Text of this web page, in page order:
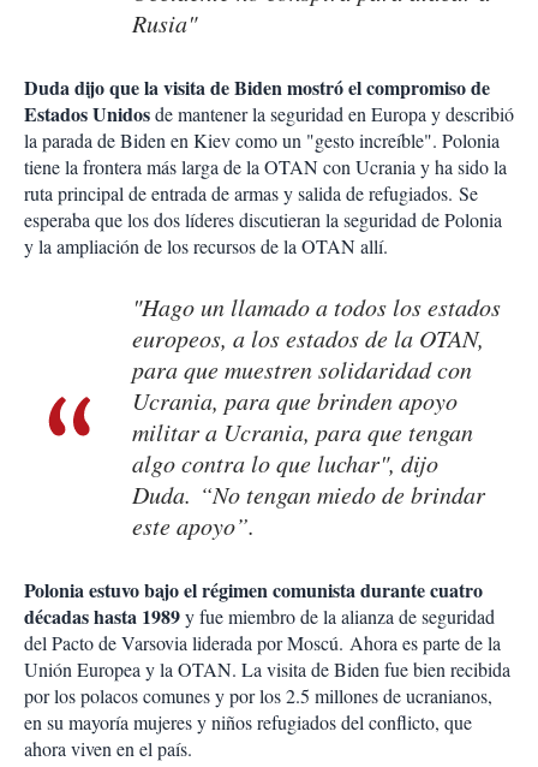
Rusia"
Duda dijo que la visita de Biden mostró el compromiso de
Estados Unidosde mantener la seguridad en Europa y describió
la parada de Biden en Kiev como un "gesto increíble". Polonia
tiene la frontera más larga de la OTAN con Ucrania y ha sido la
ruta principal de entrada de armas y salida de refugiados. Se
esperaba que los dos líderes discutieran la seguridad de Polonia
y la ampliación de los recursos de la OTAN allí.
"Hago un llamado a todos los estados
europeos, a los estados de la OTAN,
para que muestren solidaridad con
Ucrania, para que brinden apoyo
militar a Ucrania, para que tengan
algo contra lo que luchar", dijo
Duda. “No tengan miedo de brindar
este apoyo”.
Polonia estuvo bajo el régimen comunista durante cuatro
décadas hasta 1989y fue miembro de la alianza de seguridad
del Pacto de Varsovia liderada por Moscú. Ahora es parte de la
Unión Europea y la OTAN. La visita de Biden fue bien recibida
por los polacos comunes y por los 2.5 millones de ucranianos,
en su mayoría mujeres y niños refugiados del conflicto, que
ahora viven en el país.